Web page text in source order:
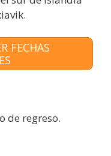
FECHAS
de regreso.